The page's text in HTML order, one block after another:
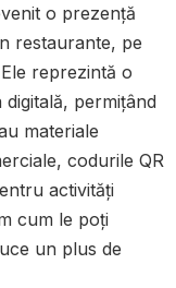
o prezență
restaurante, pe
reprezintă o
permițând
materiale
codurile QR
activități
cum le poți
un plus de